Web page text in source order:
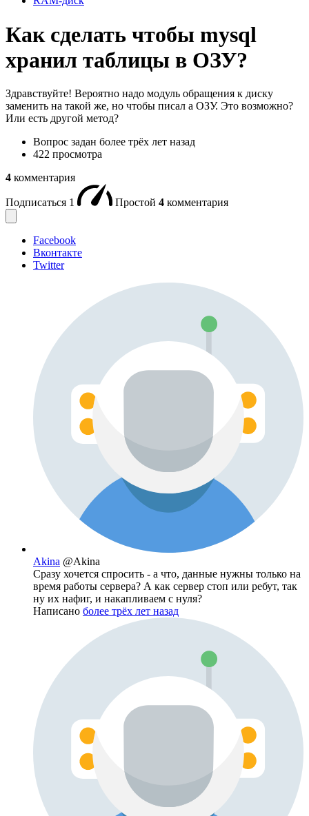
Как сделать чтобы mysql
хранил таблицы в ОЗУ?
Здравствуйте! Вероятно надо модуль обращения к диску
заменить на такой же, но чтобы писал а ОЗУ. Это возможно?
Или есть другой метод?
Вопрос задан более трёх лет назад
422 просмотра
4 комментария
Подписаться 1 Простой 4 комментария
Facebook
Вконтакте
Twitter
Akina @Akina
Сразу хочется спросить - а что, данные нужны только на
время работы сервера? А как сервер стоп или ребут, так
ну их нафиг, и накапливаем с нуля?
Написано более трёх лет назад